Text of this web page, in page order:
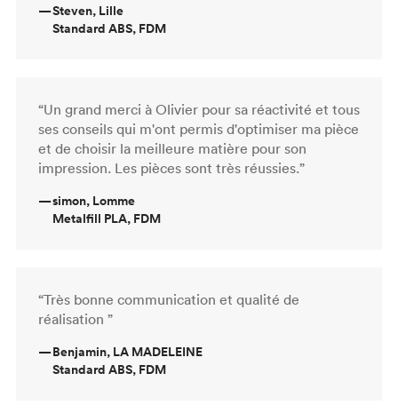
—Steven, Lille
Standard ABS, FDM
“Un grand merci à Olivier pour sa réactivité et tous
ses conseils qui m'ont permis d'optimiser ma pièce
et de choisir la meilleure matière pour son
impression. Les pièces sont très réussies.”
—simon, Lomme
Metalfill PLA, FDM
“Très bonne communication et qualité de
réalisation ”
—Benjamin, LA MADELEINE
Standard ABS, FDM